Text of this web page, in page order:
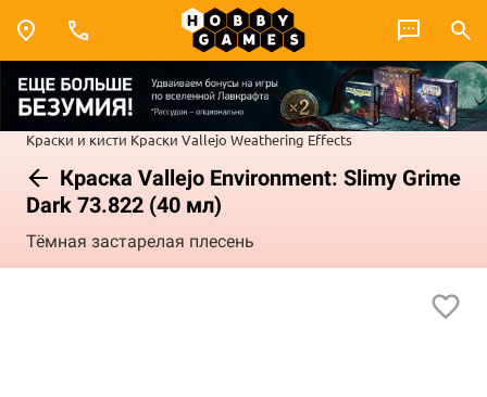
Краски и кисти Краски Vallejo Weathering Effects
Краска Vallejo Environment: Slimy Grime
Dark 73.822 (40 мл)
Тёмная застарелая плесень